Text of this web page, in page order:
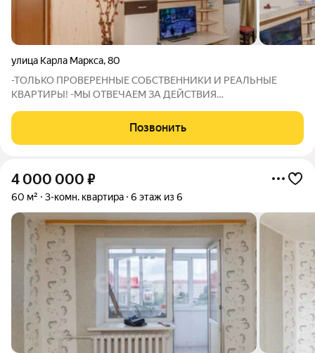
улица Карла Маркса,80
-ТОЛЬКО ПРОВЕРЕННЫЕ СОБСТВЕННИКИ И РЕАЛЬНЫЕ
КВАРТИРЫ! -МЫ ОТВЕЧАЕМ ЗА ДЕЙСТВИЯ
ОБЕСПЕЧИМ ПЕРЕСЕЛЕНИЕ И ФИНАНСОВУЮ ГАРАНТИЮ!
Продается просторная трехкомнатная квартира на втором
Позвонить
4 000 000 ₽
60 м² 3-комн. квартира 6 этаж из 6